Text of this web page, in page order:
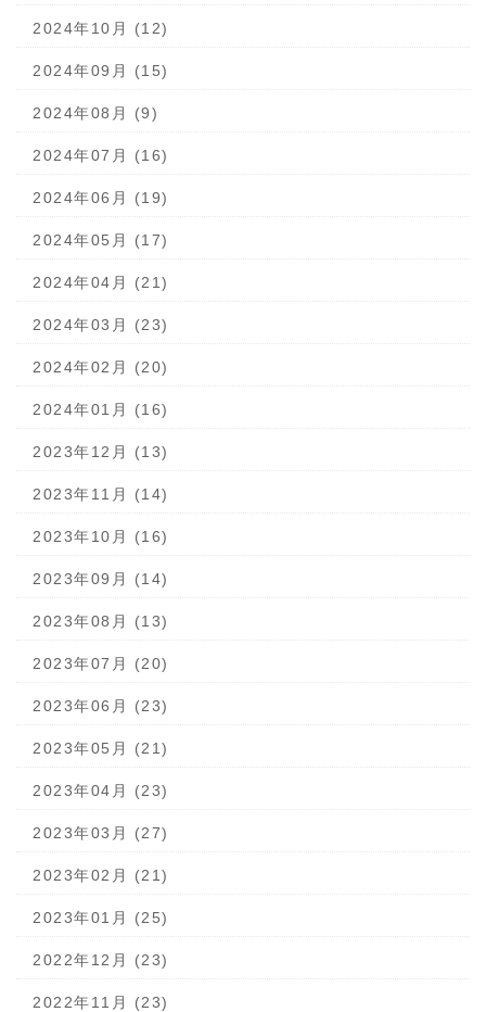
2024年10月 (12)
2024年09月 (15)
2024年08月 (9)
2024年07月 (16)
2024年06月 (19)
2024年05月 (17)
2024年04月 (21)
2024年03月 (23)
2024年02月 (20)
2024年01月 (16)
2023年12月 (13)
2023年11月 (14)
2023年10月 (16)
2023年09月 (14)
2023年08月 (13)
2023年07月 (20)
2023年06月 (23)
2023年05月 (21)
2023年04月 (23)
2023年03月 (27)
2023年02月 (21)
2023年01月 (25)
2022年12月 (23)
2022年11月 (23)